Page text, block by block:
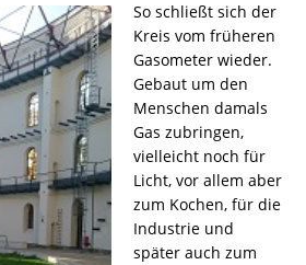
So schließt sich der
Kreis vom früheren
Gasometer wieder.
Gebaut um den
Menschen damals
Gas zubringen,
vielleicht noch für
Licht, vor allem aber
zum Kochen, für die
Industrie und
später auch zum